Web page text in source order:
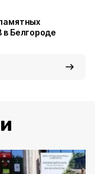
Белгороде